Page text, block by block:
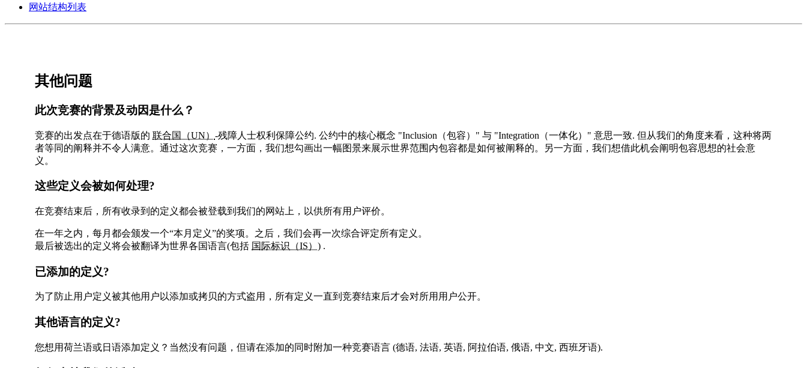
网站结构列表
其他问题
此次竞赛的背景及动因是什么？
竞赛的出发点在于德语版的 联合国（UN） -残障人士权利保障公约. 公约中的核心概念 "Inclusion（包容）" 与 "Integration（一体化）" 意思一致. 但从我们的角度来看，这种将两
者等同的阐释并不令人满意。通过这次竞赛，一方面，我们想勾画出一幅图景来展示世界范围内包容都是如何被阐释的。另一方面，我们想借此机会阐明包容思想的社会意
义。
这些定义会被如何处理?
在竞赛结束后，所有收录到的定义都会被登载到我们的网站上，以供所有用户评价。
在一年之内，每月都会颁发一个“本月定义”的奖项。之后，我们会再一次综合评定所有定义。
最后被选出的定义将会被翻译为世界各国语言(包括 国际标识（IS） ) .
已添加的定义?
为了防止用户定义被其他用户以添加或拷贝的方式盗用，所有定义一直到竞赛结束后才会对所用用户公开。
其他语言的定义?
您想用荷兰语或日语添加定义？当然没有问题，但请在添加的同时附加一种竞赛语言 (德语, 法语, 英语, 阿拉伯语, 俄语, 中文, 西班牙语).